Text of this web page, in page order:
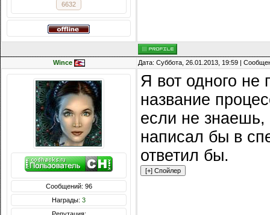
6632
Wince Дата: Суббота, 26.01.2013, 19:59 |
Сообщений: 96
Награды: 3
Я вот одного не
название
если не знаешь,
написал бы в
ответил бы.